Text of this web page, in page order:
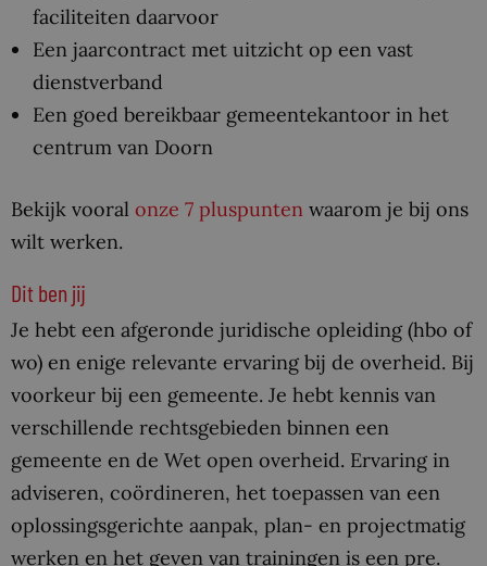
faciliteiten daarvoor
Een jaarcontract met uitzicht op een vast
dienstverband
Een goed bereikbaar gemeentekantoor in het
centrum van Doorn
Bekijk vooral onze 7 pluspunten waarom je bij ons
wilt werken.
Dit ben jij
Je hebt een afgeronde juridische opleiding (hbo of
wo) en enige relevante ervaring bij de overheid. Bij
voorkeur bij een gemeente. Je hebt kennis van
verschillende rechtsgebieden binnen een
gemeente en de Wet open overheid. Ervaring in
adviseren, coördineren, het toepassen van een
oplossingsgerichte aanpak, plan- en projectmatig
werken en het geven van trainingen is een pre.